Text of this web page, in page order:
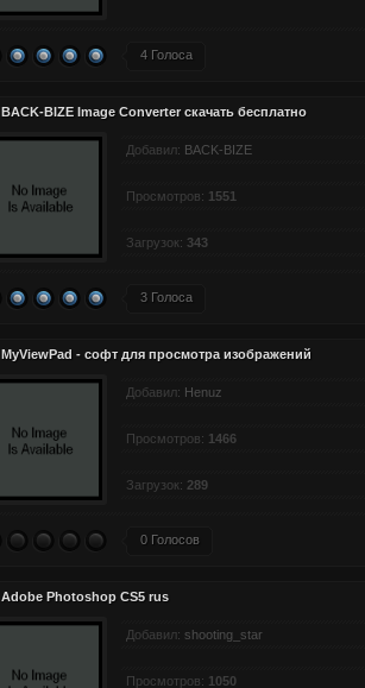
4 Голоса
BACK-BIZE Image Converter скачать бесплатно
Добавил: BACK-BIZE
Просмотров: 1551
Загрузок: 343
3 Голоса
MyViewPad - софт для просмотра изображений
Добавил: Henuz
Просмотров: 1466
Загрузок: 289
0 Голосов
Adobe Photoshop CS5 rus
Добавил: shooting_star
Просмотров: 1050